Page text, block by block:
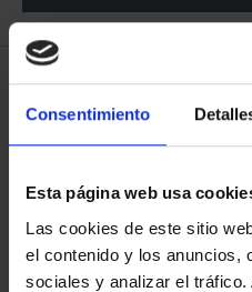
Consentimiento
Esta página web usa
Las cookies de este sitio
el contenido y los anuncios,
sociales y analizar el
5 Productos encontrados